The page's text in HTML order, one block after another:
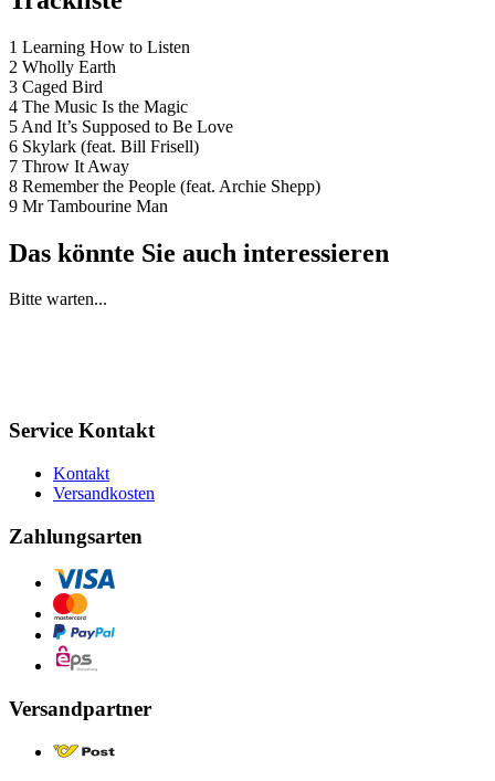
1 Learning How to Listen
2 Wholly Earth
3 Caged Bird
4 The Music Is the Magic
5 And It’s Supposed to Be Love
6 Skylark (feat. Bill Frisell)
7 Throw It Away
8 Remember the People (feat. Archie Shepp)
9 Mr Tambourine Man
Das könnte Sie auch interessieren
Bitte warten...
Service Kontakt
Kontakt
Versandkosten
Zahlungsarten
Versandpartner